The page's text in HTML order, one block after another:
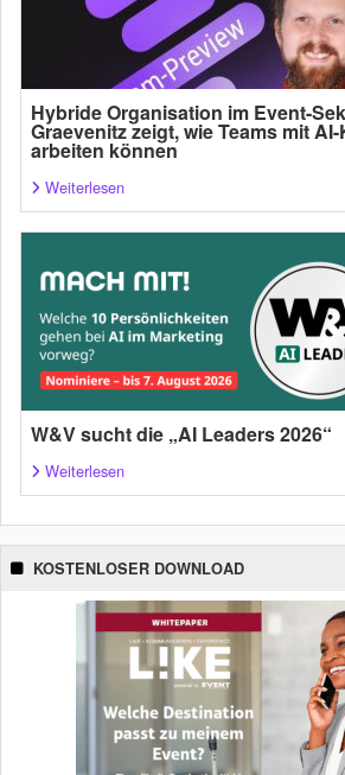
Hybride Organisation im Event-
Graevenitz zeigt, wie Teams mit
arbeiten können
Weiterlesen
W&V sucht die „AI Leaders 2026“
Weiterlesen
KOSTENLOSER DOWNLOAD